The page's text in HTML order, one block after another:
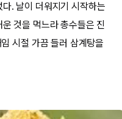
. 날이 더워지기 시작하는
것을 먹느라 총수들은 진
시절 가끔 들러 삼계탕을